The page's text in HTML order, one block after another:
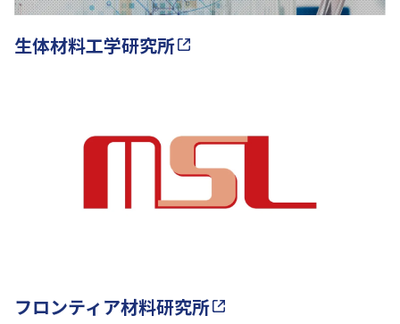
生体材料工学研究所
フロンティア材料研究所